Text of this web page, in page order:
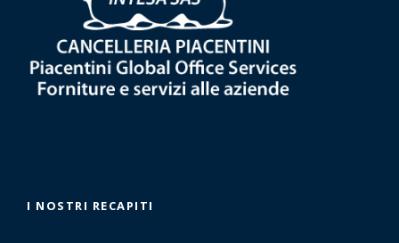
I NOSTRI RECAPITI